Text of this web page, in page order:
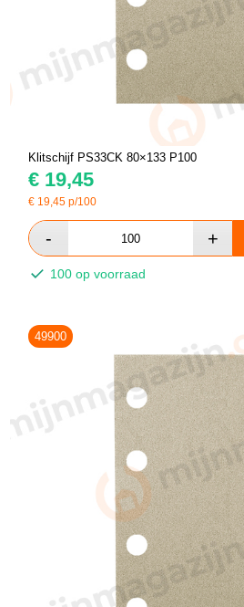
Klitschijf PS33CK 80×133 P100
€ 19,45
€ 19,45 p/100
100 op voorraad
49900